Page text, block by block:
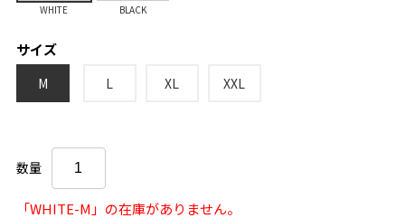
WHITE BLACK
サイズ
M L XL XXL
数量
「WHITE-M」の在庫がありません。